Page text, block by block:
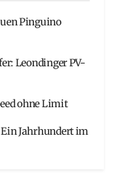
Pinguino
Leondinger PV-
ohne Limit
Ein Jahrhundert im